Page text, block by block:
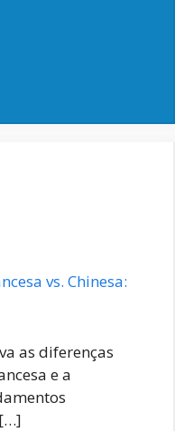
vs. Chinesa:
as diferenças
e a
[…]